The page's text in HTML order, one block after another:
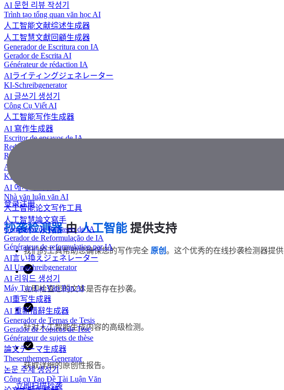
AI 문헌 리뷰 작성기
Trình tạo tổng quan văn học AI
人工智能文献综述生成器
人工智慧文獻回顧生成器
Generador de Escritura con IA
Gerador de Escrita AI
Générateur de rédaction IA
AIライティングジェネレーター
KI-Schreibgenerator
AI 글쓰기 생성기
Công Cụ Viết AI
人工智能写作生成器
AI 寫作生成器
Escritor de ensayos de IA
Redator de ensaios com IA
Rédacteur d'essais IA
AIエッセイライター
KI Essay-Schreiber
AI 에세이 작성기
Nhà văn luận văn AI
人工智能论文写作工具
人工智慧論文寫手
Generador de Refraseo de IA
Gerador de Reformulação de IA
Générateur de reformulation par IA
AI言い換えジェネレーター
AI Umschreibgenerator
AI 리워드 생성기
Máy Tạo Lại Văn Bản AI
AI重写生成器
AI 重新措辭生成器
Generador de Temas de Tesis
Gerador de Tópicos de Tese
Générateur de sujets de thèse
論文テーマ生成器
Thesenthemen-Generator
논문 주제 생성기
Công cụ Tạo Đề Tài Luận Văn
登录注册
抄袭检测器由人工智能 提供支持
我们的工具帮助您确保您的写作完全 原创 。这个优秀的在线抄袭检测器提供
立即检查您的文本是否存在抄袭。
针对人工智能生成内容的高级检测。
获取详细的原创性报告。
立即扫描抄袭